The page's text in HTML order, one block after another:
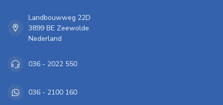
Landbouwweg 22D
3899 BE Zeewolde
Nederland
036 - 2022 550
036 - 2100 160